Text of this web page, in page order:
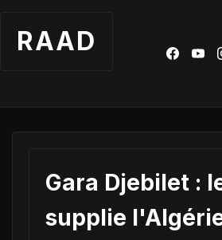
RAAD
Gara Djebilet :
supplie